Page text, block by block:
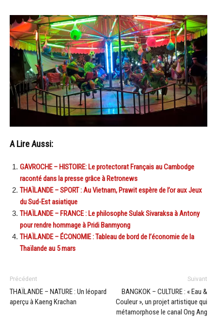
A Lire Aussi:
GAVROCHE – HISTOIRE: Le protectorat Français au Cambodge
raconté dans la presse grâce à Retronews
THAÏLANDE – SPORT : Au Vietnam, Prawit espère de l’or aux Jeux
du Sud-Est asiatique
THAÏLANDE – FRANCE : Le philosophe Sulak Sivaraksa à Antony
pour rendre hommage à Pridi Banmyong
THAÏLANDE – ÉCONOMIE : Tableau de bord de l’économie de la
Thaïlande au 5 mars
Précédent
THAÏLANDE – NATURE : Un léopard
aperçu à Kaeng Krachan
Suivant
BANGKOK – CULTURE : « Eau &
Couleur », un projet artistique qui
métamorphose le canal Ong Ang